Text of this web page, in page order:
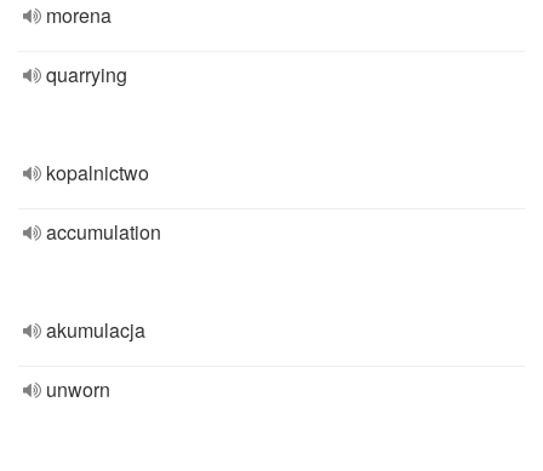
morena
quarrying
kopalnictwo
accumulation
akumulacja
unworn